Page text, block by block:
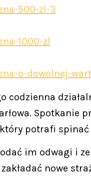
500-zl-3
1000-zl
o-dowolnej-
Spotkanie
potrafi
im odwagi i
nowe